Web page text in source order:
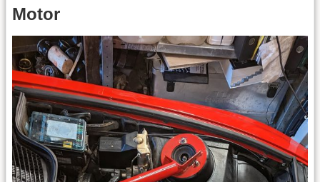
Motor